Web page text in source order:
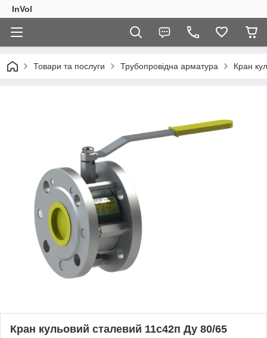
InVol
Товари та послуги Трубопровідна арматура Кран
Кран кульовий сталевий 11с42п Ду 80/65